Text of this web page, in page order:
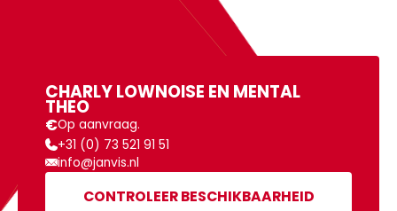
CHARLY LOWNOISE EN MENTAL
THEO
€Op aanvraag.
+31 (0) 73 521 91 51
info@janvis.nl
CONTROLEER BESCHIKBAARHEID